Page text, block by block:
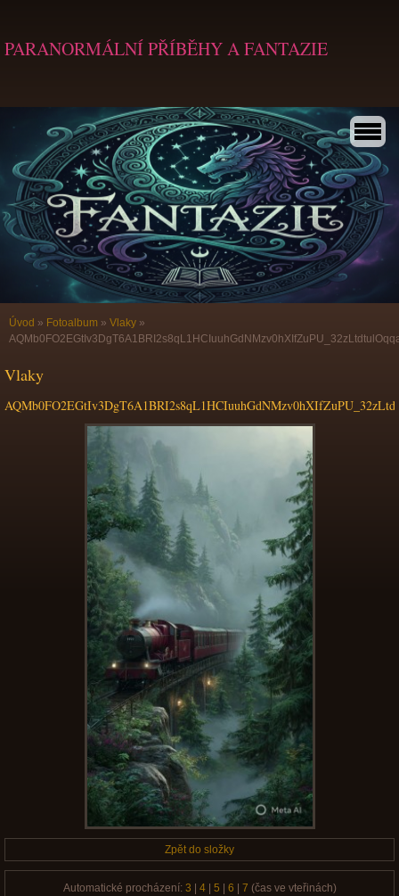
PARANORMÁLNÍ PŘÍBĚHY A FANTAZIE
Úvod » Fotoalbum » Vlaky »
Vlaky
Zpět do složky
Automatické procházení: 3 4| 5 6 7 (čas ve vteřinách)